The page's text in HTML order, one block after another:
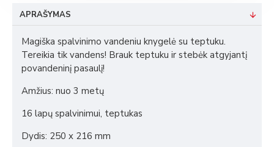
APRAŠYMAS
Magiška spalvinimo vandeniu knygelė su teptuku.
Tereikia tik vandens! Brauk teptuku ir stebėk atgyjantį
povandeninį pasaulį!
Amžius: nuo 3 metų
16 lapų spalvinimui, teptukas
Dydis: 250 x 216 mm